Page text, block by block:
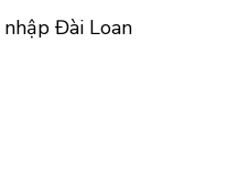
nhập Đài Loan